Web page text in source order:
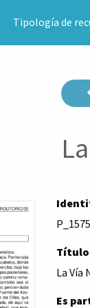
Tipología de
Título
La Vía
Es